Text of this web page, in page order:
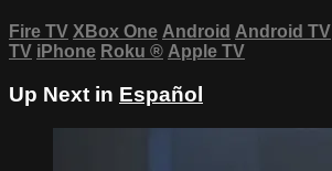
Fire TV XBox One Android Android TV
TV iPhone Roku ® Apple TV
Up Next in Español